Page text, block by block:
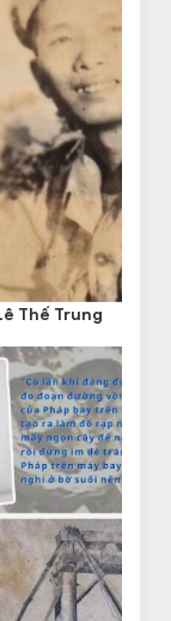
Thế Trung